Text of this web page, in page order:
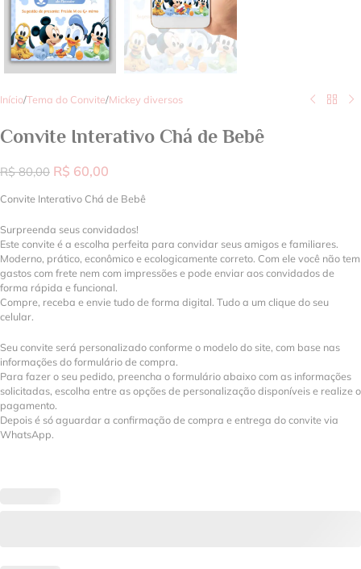
Início/Tema do Convite/Mickey diversos
Convite Interativo Chá de Bebê
R$80,00 R$ 60,00
Convite Interativo Chá de Bebê
Surpreenda seus convidados!
Este convite é a escolha perfeita para convidar seus amigos e familiares.
Moderno, prático, econômico e ecologicamente correto. Com ele você não tem
gastos com frete nem com impressões e pode enviar aos convidados de
forma rápida e funcional.
Compre, receba e envie tudo de forma digital. Tudo a um clique do seu
celular.
Seu convite será personalizado conforme o modelo do site, com base nas
informações do formulário de compra.
Para fazer o seu pedido, preencha o formulário abaixo com as informações
solicitadas, escolha entre as opções de personalização disponíveis e realize o
pagamento.
Depois é só aguardar a confirmação de compra e entrega do convite via
WhatsApp.